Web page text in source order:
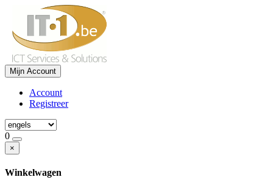
Mijn Account
Account
Registreer
0
×
Winkelwagen